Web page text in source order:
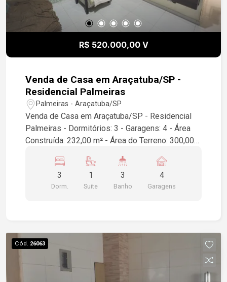
R$ 520.000,00 V
Venda de Casa em Araçatuba/SP -
Residencial Palmeiras
Palmeiras - Araçatuba/SP
Venda de Casa em Araçatuba/SP - Residencial
Palmeiras - Dormitórios: 3 - Garagens: 4 - Área
Construída: 232,00 m² - Área do Terreno: 300,00
busca conforto e espaço em um dos melhores
bairros de Araçatuba. A casa conta com amplos
ambientes e uma ótima distribuição de espaço,
3
Dorm.
1
Suite
3
Banho
4
Garagens
Cód. 26063